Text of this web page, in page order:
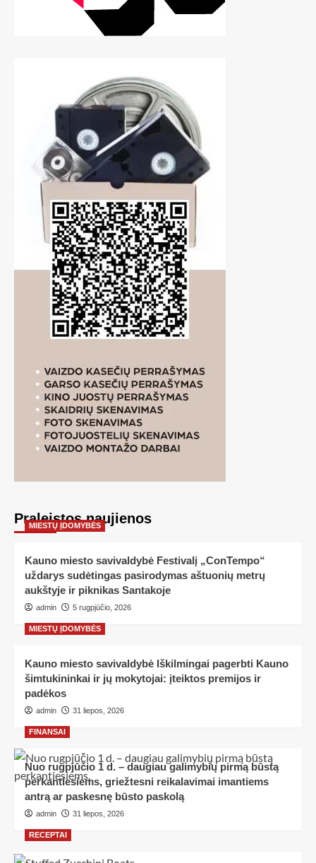
Praleistos naujienos
MIESTŲ ĮDOMYBĖS
Kauno miesto savivaldybė Festivalį „ConTempo“
uždarys sudėtingas pasirodymas aštuonių metrų
aukštyje ir piknikas Santakoje
admin 5 rugpjūčio, 2026
MIESTŲ ĮDOMYBĖS
Kauno miesto savivaldybė Iškilmingai pagerbti Kauno
šimtukininkai ir jų mokytojai: įteiktos premijos ir
padėkos
admin 31 liepos, 2026
FINANSAI
Nuo rugpjūčio 1 d. – daugiau galimybių pirmą būstą
perkantiesiems, griežtesni reikalavimai imantiems
antrą ar paskesnę būsto paskolą
admin 31 liepos, 2026
RECEPTAI